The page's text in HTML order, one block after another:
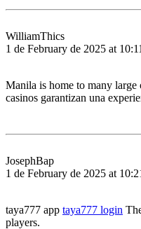
WilliamThics
1 de February de 2025 at 10:11
Manila is home to many large
casinos garantizan una
JosephBap
1 de February de 2025 at
taya777 app taya777 login
players.